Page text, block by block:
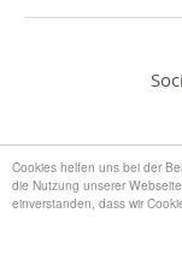
Cookies helfen uns bei der
die Nutzung unserer
einverstanden, dass wir